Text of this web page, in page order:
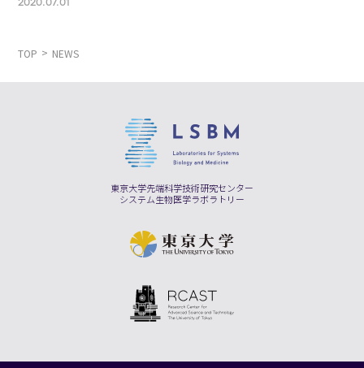
2020.07.01
TOP NEWS
東京大学先端科学技術研究センター
システム生物医学ラボラトリー